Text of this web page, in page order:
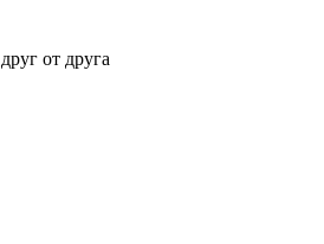
от друга